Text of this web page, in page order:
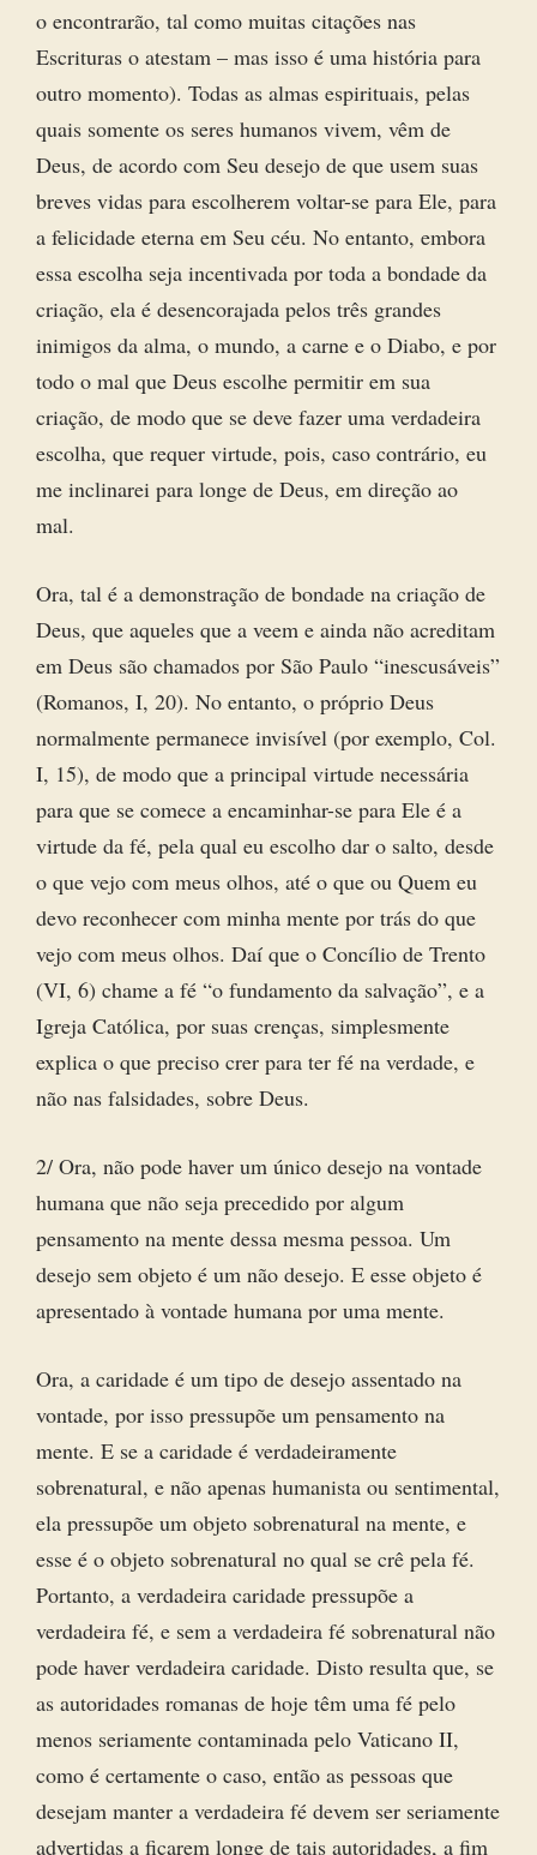
o encontrarão, tal como muitas citações nas
Escrituras o atestam – mas isso é uma história para
outro momento). Todas as almas espirituais, pelas
quais somente os seres humanos vivem, vêm de
Deus, de acordo com Seu desejo de que usem suas
breves vidas para escolherem voltar-se para Ele, para
a felicidade eterna em Seu céu. No entanto, embora
essa escolha seja incentivada por toda a bondade da
criação, ela é desencorajada pelos três grandes
inimigos da alma, o mundo, a carne e o Diabo, e por
todo o mal que Deus escolhe permitir em sua
criação, de modo que se deve fazer uma verdadeira
escolha, que requer virtude, pois, caso contrário, eu
me inclinarei para longe de Deus, em direção ao
mal.
Ora, tal é a demonstração de bondade na criação de
Deus, que aqueles que a veem e ainda não acreditam
em Deus são chamados por São Paulo “inescusáveis”
(Romanos, I, 20). No entanto, o próprio Deus
normalmente permanece invisível (por exemplo, Col.
I, 15), de modo que a principal virtude necessária
para que se comece a encaminhar-se para Ele é a
virtude da fé, pela qual eu escolho dar o salto, desde
o que vejo com meus olhos, até o que ou Quem eu
devo reconhecer com minha mente por trás do que
vejo com meus olhos. Daí que o Concílio de Trento
(VI, 6) chame a fé “o fundamento da salvação”, e a
Igreja Católica, por suas crenças, simplesmente
explica o que preciso crer para ter fé na verdade, e
não nas falsidades, sobre Deus.
2/ Ora, não pode haver um único desejo na vontade
humana que não seja precedido por algum
pensamento na mente dessa mesma pessoa. Um
desejo sem objeto é um não desejo. E esse objeto é
apresentado à vontade humana por uma mente.
Ora, a caridade é um tipo de desejo assentado na
vontade, por isso pressupõe um pensamento na
mente. E se a caridade é verdadeiramente
sobrenatural, e não apenas humanista ou sentimental,
ela pressupõe um objeto sobrenatural na mente, e
esse é o objeto sobrenatural no qual se crê pela fé.
Portanto, a verdadeira caridade pressupõe a
verdadeira fé, e sem a verdadeira fé sobrenatural não
pode haver verdadeira caridade. Disto resulta que, se
as autoridades romanas de hoje têm uma fé pelo
menos seriamente contaminada pelo Vaticano II,
como é certamente o caso, então as pessoas que
desejam manter a verdadeira fé devem ser seriamente
advertidas a ficarem longe de tais autoridades, a fim